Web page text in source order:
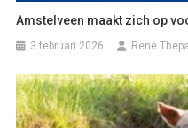
Amstelveen maakt zich op
3 februari 2026 René